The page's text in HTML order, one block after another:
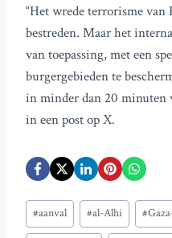
“Het wrede terrorisme van
bestreden. Maar het
van toepassing, met een
burgergebieden te
in minder dan 20 minuten
in een post op X.
Bericht
tags:
#aanval #al-Alhi #